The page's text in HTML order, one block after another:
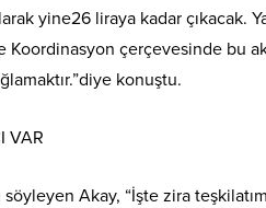
yine26 liraya kadar çıkacak.
çerçevesinde bu
konuştu.
VAR
Akay, “İşte zira